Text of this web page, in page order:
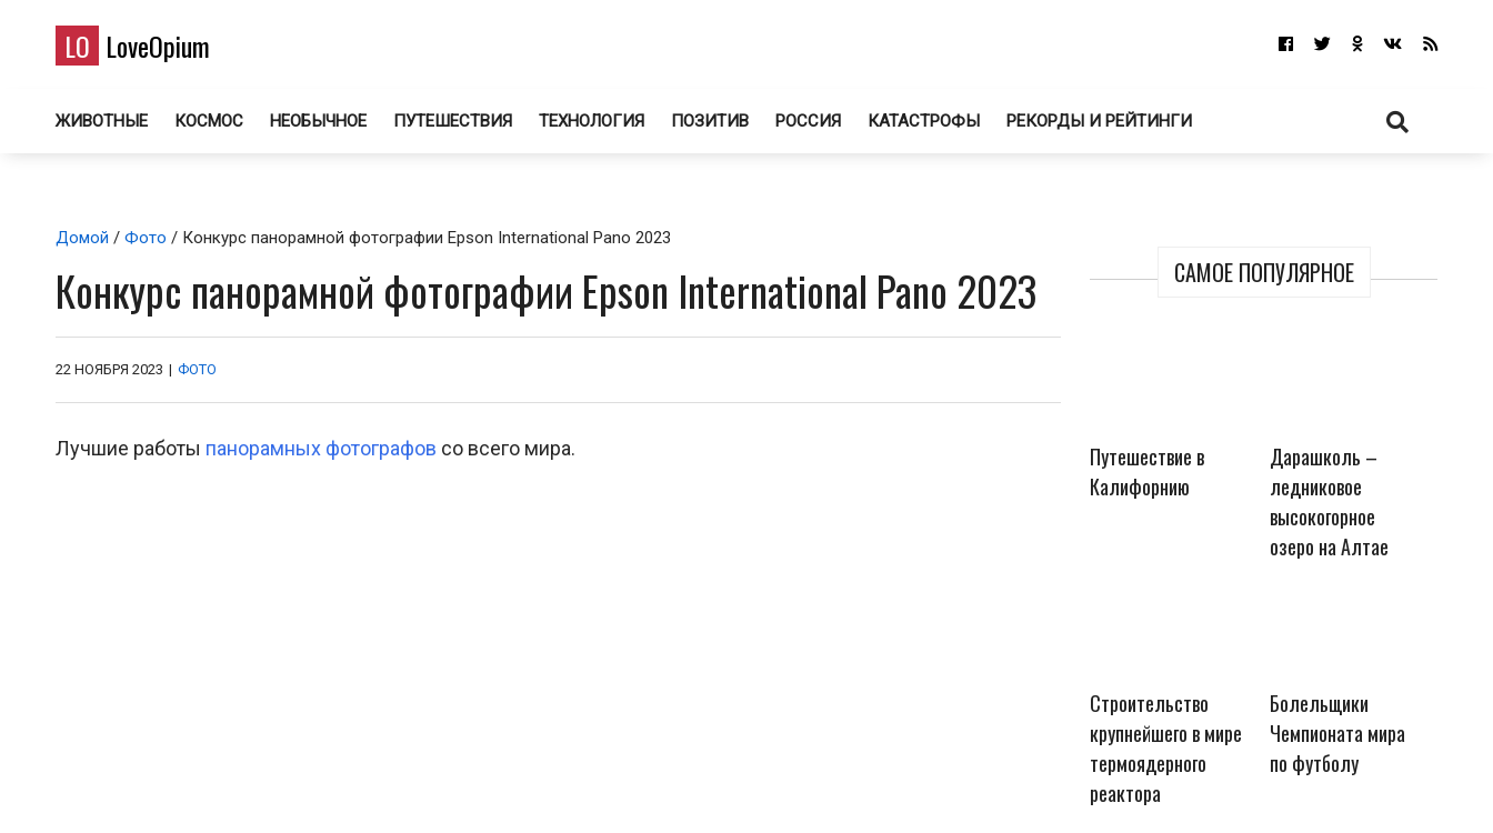
LO LoveOpium
ЖИВОТНЫЕ КОСМОС НЕОБЫЧНОЕ ПУТЕШЕСТВИЯ ТЕХНОЛОГИЯ ПОЗИТИВ РОССИЯ КАТАСТРОФЫ РЕКОРДЫ И РЕЙТИНГИ
САМОЕ ПОПУЛЯРНОЕ
Путешествие в
Калифорнию
Дарашколь –
ледниковое
высокогорное
озеро на Алтае
Строительство
крупнейшего в мире
термоядерного
реактора
Болельщики
Чемпионата мира
по футболу
Домой / Фото / Конкурс панорамной фотографии Epson International Pano 2023
Конкурс панорамной фотографии Epson International Pano 2023
22 НОЯБРЯ 2023 | ФОТО
Лучшие работы панорамных фотографов со всего мира.